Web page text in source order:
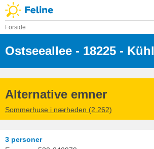
Forside
Ostseeallee - 18225 -
Alternative emner
Sommerhuse i nærheden (2.262)
3 personer